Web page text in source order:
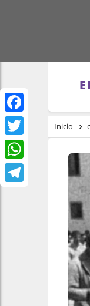
Facebook
Twitter
WhatsApp
Inicio